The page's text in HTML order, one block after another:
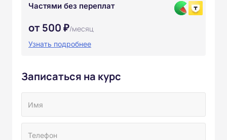
Частями без переплат
от 500 ₽/месяц
Узнать подробнее
Записаться на курс